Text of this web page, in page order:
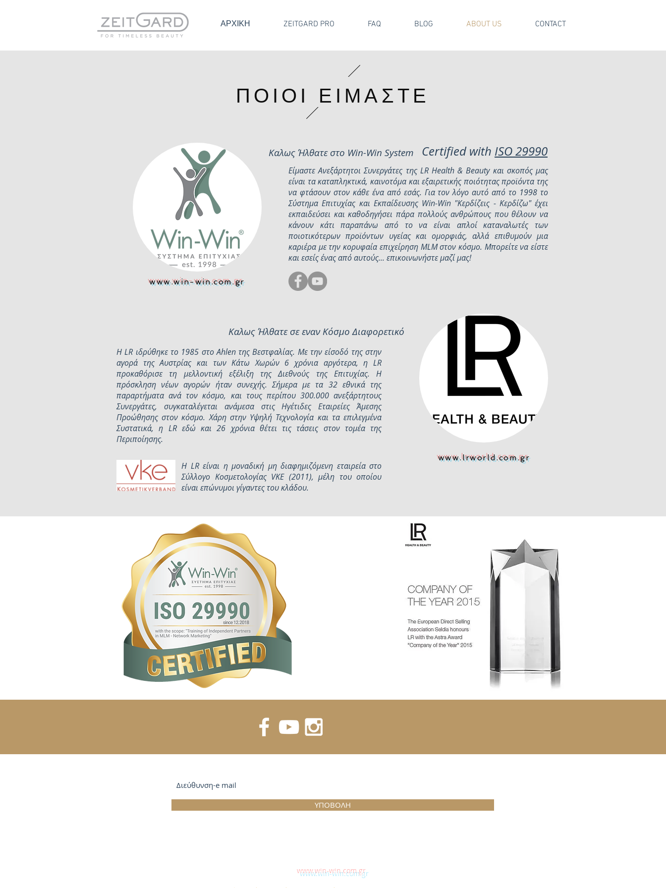
ΑΡΧΙΚΗ ZEITGARD PRO FAQ BLOG ABOUT US CONTACT
ΠΟΙΟΙ ΕΙΜΑΣΤΕ
www.win-win.com.gr
Καλως Ήλθατε στο Win-Win System Certified with ISO 29990
Είμαστε Ανεξάρτητοι Συνεργάτες της LR Health & Beauty και σκοπός μας
είναι τα καταπληκτικά, καινοτόμα και εξαιρετικής ποιότητας προϊόντα της
να φτάσουν στον κάθε ένα από εσάς. Για τον λόγο αυτό από το 1998 το
Σύστημα Επιτυχίας και Εκπαίδευσης Win-Win "Κερδίζεις - Κερδίζω" έχει
εκπαιδεύσει και καθοδηγήσει πάρα πολλούς ανθρώπους που θέλουν να
κάνουν κάτι παραπάνω από το να είναι απλοί καταναλωτές των
ποιοτικότερων προϊόντων υγείας και ομορφιάς, αλλά επιθυμούν μια
καριέρα με την κορυφαία επιχείρηση MLM στον κόσμο. Μπορείτε να είστε
και εσείς ένας από αυτούς... επικοινωνήστε μαζί μας!
Καλως Ήλθατε σε εναν Κόσμο Διαφορετικό
Η LR ιδρύθηκε το 1985 στο Ahlen της Βεστφαλίας. Με την είσοδό της στην
αγορά της Αυστρίας και των Κάτω Χωρών 6 χρόνια αργότερα, η LR
προκαθόρισε τη μελλοντική εξέλιξη της Διεθνούς της Επιτυχίας. Η
πρόσκληση νέων αγορών ήταν συνεχής. Σήμερα με τα 32 εθνικά της
παραρτήματα ανά τον κόσμο, και τους περίπου 300.000 ανεξάρτητους
Συνεργάτες, συγκαταλέγεται ανάμεσα στις Ηγέτιδες Εταιρείες Άμεσης
Προώθησης στον κόσμο. Χάρη στην Υψηλή Τεχνολογία και τα επιλεγμένα
Συστατικά, η LR εδώ και 26 χρόνια θέτει τις τάσεις στoν τομέα της
Περιποίησης.
Η LR είναι η μοναδική μη διαφημιζόμενη εταιρεία στο
Σύλλογο Κοσμετολογίας VKE (2011), μέλη του οποίου
είναι επώνυμοι γίγαντες του κλάδου.
www.lrworld.com.gr
ΥΠΟΒΟΛΗ
www.win-win.com.gr